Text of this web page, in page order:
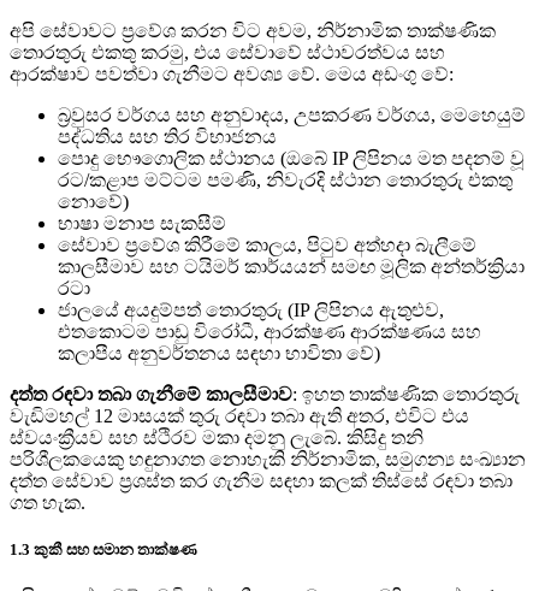
අපි සේවාවට ප්‍රවේශ කරන විට අවම, නිර්නාමික තාක්ෂණික
තොරතුරු එකතු කරමු, එය සේවාවේ ස්ථාවරත්වය සහ
ආරක්ෂාව පවත්වා ගැනීමට අවශ්‍ය වේ. මෙය අඩංගු වේ:
බ්‍රවුසර වර්ගය සහ අනුවාදය, උපකරණ වර්ගය, මෙහෙයුම්
පද්ධතිය සහ තිර විභාජනය
පොදු භෞගොලික ස්ථානය (ඔබේ IP ලිපිනය මත පදනම් වූ
රට/කළාප මට්ටම පමණි, නිවැරදි ස්ථාන තොරතුරු එකතු
නොවේ)
භාෂා මනාප සැකසීම්
සේවාව ප්‍රවේශ කිරීමේ කාලය, පිටුව අත්හදා බැලීමේ
කාලසීමාව සහ ටයිමර් කාර්යයන් සමඟ මූලික අන්තර්ක්‍රියා
රටා
ජාලයේ අයදුම්පත් තොරතුරු (IP ලිපිනය ඇතුළුව,
එතකොටම පාඩු විරෝධී, ආරක්ෂණ ආරක්ෂණය සහ
කලාපීය අනුවර්තනය සඳහා භාවිතා වේ)
දත්ත රඳවා තබා ගැනීමේ කාලසීමාව: ඉහත තාක්ෂණික තොරතුරු
වැඩිමහල් 12 මාසයක් තුරු රඳවා තබා ඇති අතර, එවිට එය
ස්වයංක්‍රීයව සහ ස්ථිරව මකා දමනු ලැබේ. කිසිදු තනි
පරිශීලකයෙකු හඳුනාගත නොහැකි නිර්නාමික, සමුගන්‍ය සංඛ්‍යාන
දත්ත සේවාව ප්‍රශස්ත කර ගැනීම සඳහා කලක් තිස්සේ රඳවා තබා
ගත හැක.
1.3 කුකී සහ සමාන තාක්ෂණ